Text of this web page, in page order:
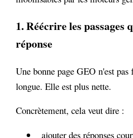
1. Réécrire les passages
réponse
Une bonne page GEO n'est pas
longue. Elle est plus nette.
Concrètement, cela veut dire :
ajouter des réponses